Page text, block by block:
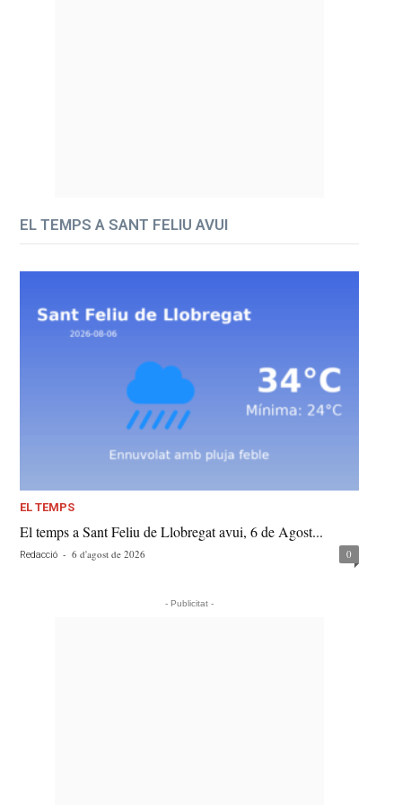
EL TEMPS A SANT FELIU AVUI
EL TEMPS
El temps a Sant Feliu de Llobregat avui, 6 de Agost...
Redacció - 6 d'agost de 2026 0
- Publicitat -